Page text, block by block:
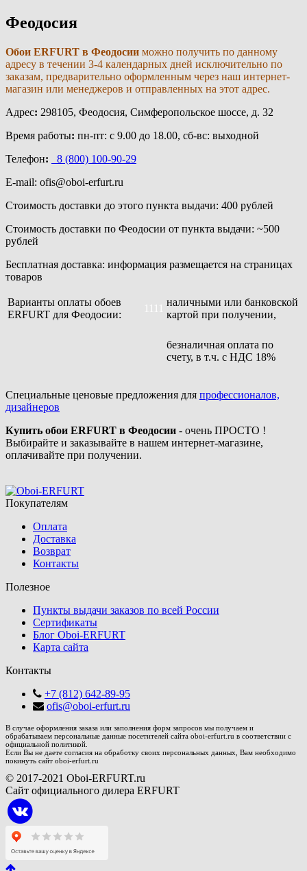
Феодосия
Обои ERFURT в Феодосии можно получить по данному
адресу в течении 3-4 календарных дней исключительно по
заказам, предварительно оформленным через наш интернет-
магазин или менеджеров и отправленных на этот адрес.
Адрес: 298105, Феодосия, Симферопольское шоссе, д. 32
Время работы: пн-пт: с 9.00 до 18.00, сб-вс: выходной
Телефон:
8 (800) 100-90-29
E-mail: ofis@oboi-erfurt.ru
Стоимость доставки до этого пункта выдачи: 400 рублей
Стоимость доставки по Феодосии от пункта выдачи: ~500
рублей
Бесплатная доставка: информация размещается на страницах
товаров
Варианты оплаты обоев
ERFURT для Феодосии:
1111
наличными или банковской
картой при получении,
безналичная оплата по
счету, в т.ч. с НДС 18%
Специальные ценовые предложения для профессионалов,
дизайнеров
Купить обои ERFURT в Феодосии - очень ПРОСТО !
Выбирайте и заказывайте в нашем интернет-магазине,
оплачивайте при получении.
Покупателям
Оплата
Доставка
Возврат
Контакты
Полезное
Пункты выдачи заказов по всей России
Сертификаты
Блог Oboi-ERFURT
Карта сайта
Контакты
+7 (812) 642-89-95
ofis@oboi-erfurt.ru
В случае оформления заказа или заполнения форм запросов мы получаем и
обрабатываем персональные данные посетителей сайта oboi-erfurt.ru в соответствии с
официальной политикой.
Если Вы не даете согласия на обработку своих персональных данных, Вам необходимо
покинуть сайт oboi-erfurt.ru
© 2017-2021 Oboi-ERFURT.ru
Сайт официального дилера ERFURT